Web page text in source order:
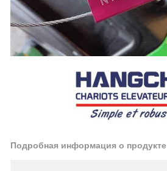
Подробная информация о продукте